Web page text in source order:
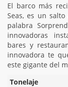
El barco más
Seas, es un
palabra
innovadoras
bares y
innovadora te
este gigante del
Tonelaje